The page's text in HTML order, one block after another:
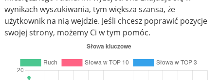
wynikach wyszukiwania, tym większa szansa, że
użytkownik na nią wejdzie. Jeśli chcesz poprawić pozycje
swojej strony, możemy Ci w tym pomóc.